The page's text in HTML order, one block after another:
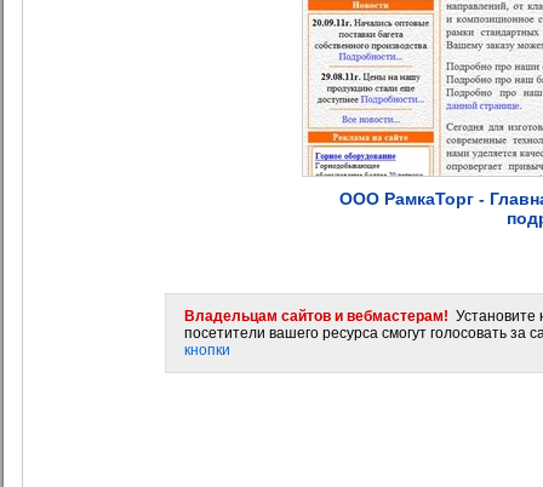
ООО РамкаТорг -
Владельцам сайтов и вебмастерам! Установите
посетители вашего ресурса смогут голосовать за
кнопки